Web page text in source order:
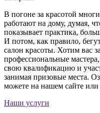
В погоне за красотой
работают на дому, думая,
показывает практика,
И потом, как правило,
салон красоты. Хотим вас
профессиональные
свою квалификацию и
занимая призовые места.
можете на нашем сайте или
Наши услуги